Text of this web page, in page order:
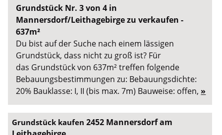
Grundstück Nr. 3 von 4 in
Mannersdorf/Leithagebirge zu verkaufen -
637m²
Du bist auf der Suche nach einem lässigen
Grundstück, dass nicht zu groß ist? Für
das Grundstück von 637m² treffen folgende
Bebauungsbestimmungen zu: Bebauungsdichte:
20% Bauklasse: I, II (bis max. 7m) Bauweise: offen, »
Grundstück kaufen2452 Mannersdorf am